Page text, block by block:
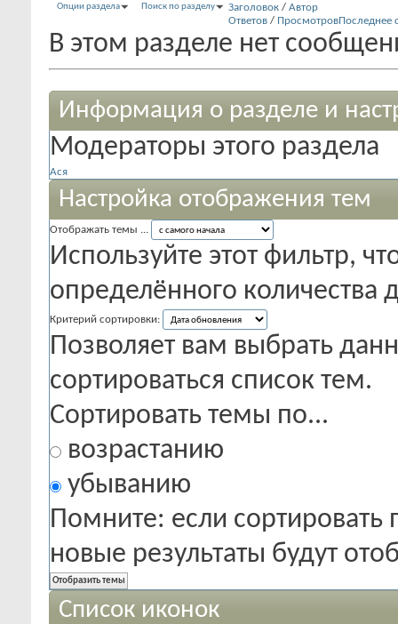
Опции раздела Поиск по разделу Заголовок / Автор
Ответов / ПросмотровПоследнее
В этом разделе нет
Информация о разделе и
Модераторы этого раздела
Ася
Настройка отображения тем
Отображать темы ...
Используйте этот фильтр,
определённого количества
Критерий сортировки:
Позволяет вам выбрать
сортироваться список тем.
Сортировать темы по...
возрастанию
убыванию
Помните: если
новые результаты будут
Список иконок